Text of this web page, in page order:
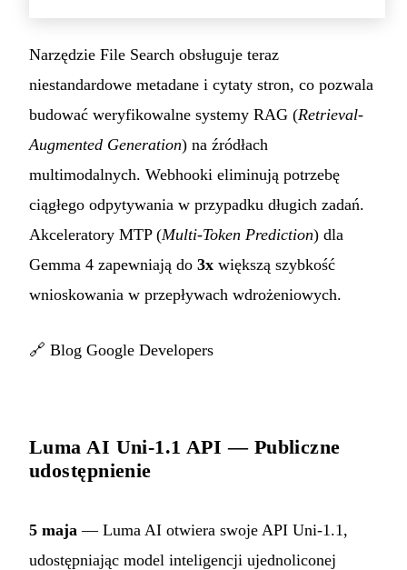
Narzędzie File Search obsługuje teraz
niestandardowe metadane i cytaty stron, co pozwala
budować weryfikowalne systemy RAG (Retrieval-
Augmented Generation) na źródłach
multimodalnych. Webhooki eliminują potrzebę
ciągłego odpytywania w przypadku długich zadań.
Akceleratory MTP (Multi-Token Prediction) dla
Gemma 4 zapewniają do 3x większą szybkość
wnioskowania w przepływach wdrożeniowych.
🔗 Blog Google Developers
Luma AI Uni-1.1 API — Publiczne
udostępnienie
5 maja — Luma AI otwiera swoje API Uni-1.1,
udostępniając model inteligencji ujednoliconej